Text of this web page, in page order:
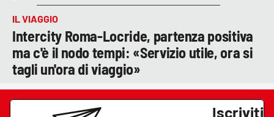
IL VIAGGIO
Intercity Roma-Locride, partenza positiva
ma c'è il nodo tempi: «Servizio utile, ora si
tagli un'ora di viaggio»
Iscriviti